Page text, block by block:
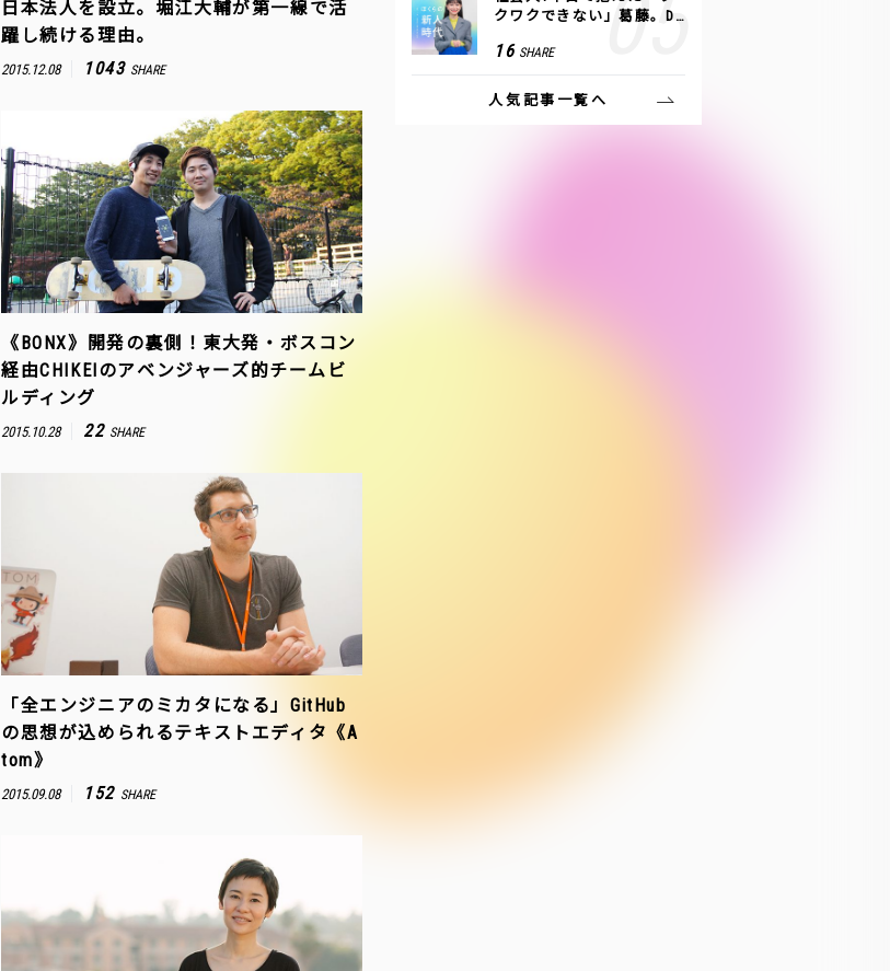
日本法人を設立。堀江大輔が第一線で活
躍し続ける理由。
2015.12.08 1043 SHARE
《BONX》開発の裏側！東大発・ボスコン
経由CHIKEIのアベンジャーズ的チームビ
ルディング
2015.10.28 22 SHARE
「全エンジニアのミカタになる」GitHub
の思想が込められるテキストエディタ《A
tom》
2015.09.08 152 SHARE
クワクできない」葛藤。De
つけた、私の生きる道
16 SHARE
人気記事一覧へ